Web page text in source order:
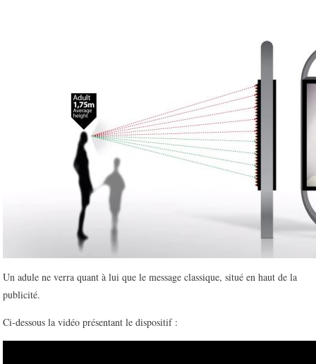
Un adule ne verra quant à lui que le message classique, situé en haut de la
publicité.
Ci-dessous la vidéo présentant le dispositif :